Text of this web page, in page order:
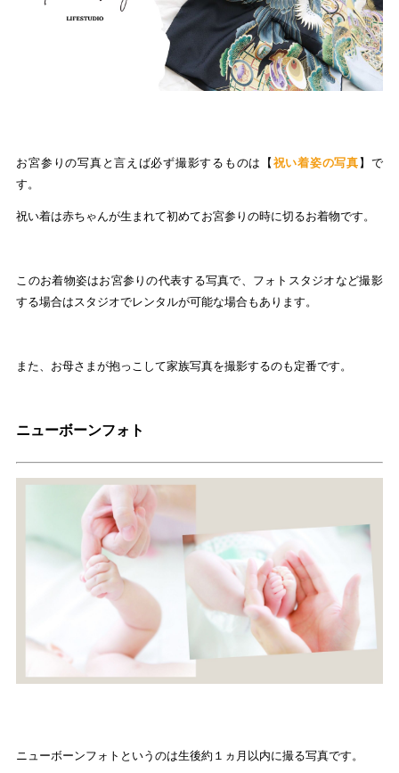
お宮参りの写真と言えば必ず撮影するものは【祝い着姿の写真】で
す。
祝い着は赤ちゃんが生まれて初めてお宮参りの時に切るお着物です。
このお着物姿はお宮参りの代表する写真で、フォトスタジオなど撮影
する場合はスタジオでレンタルが可能な場合もあります。
また、お母さまが抱っこして家族写真を撮影するのも定番です。
ニューボーンフォト
ニューボーンフォトというのは生後約１ヵ月以内に撮る写真です。